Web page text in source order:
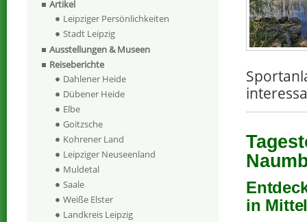
in
Artikel
Leipziger Persönlichkeiten
Stadt Leipzig
Ausstellungen & Museen
Reiseberichte
Dahlener Heide
Dübener Heide
Elbe
Goitzsche
Kohrener Land
Leipziger Neuseenland
Muldetal
Saale
Weiße Elster
Landkreis Leipzig